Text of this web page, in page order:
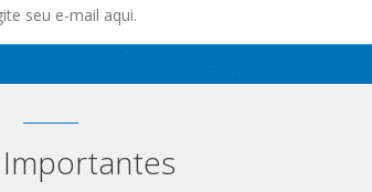
Importantes